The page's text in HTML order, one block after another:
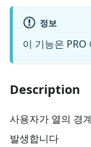
정보
이 기능은
Description
사용자가 열의 경
발생합니다